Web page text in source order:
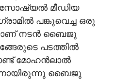
മീഡിയ
പങ്കുവെച്ച ഒരു
നടന്‍ ബൈജു
പടത്തിൽ
മോഹൻലാൽ
ബൈജു